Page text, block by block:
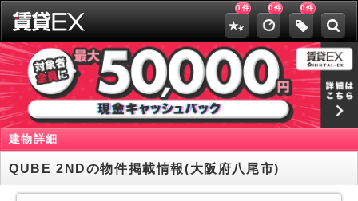
0 件 0件 0件
建物詳細
QUBE 2NDの物件掲載情報(大阪府八尾市)